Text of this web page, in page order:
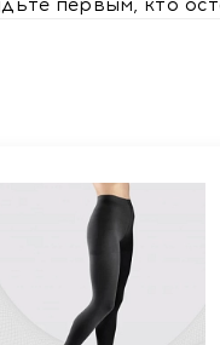
первым, кто